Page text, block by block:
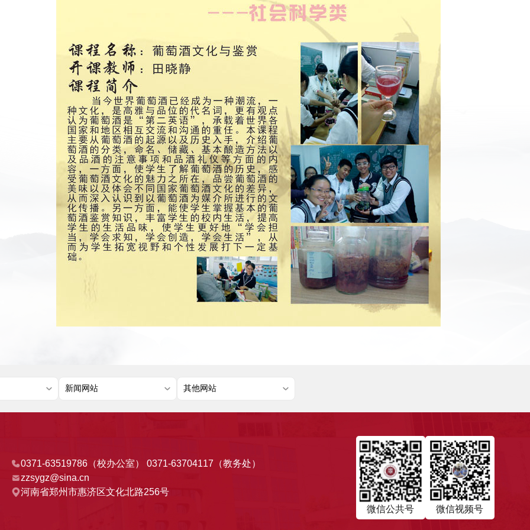
0371-63519786（校办公室） 0371-63704117（教务处）
zzsygz@sina.cn
河南省郑州市惠济区文化北路256号
微信公共号
微信视频号